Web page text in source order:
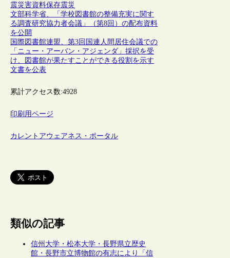
震災害資料保存震災
文部科学省、「学校図書館の整備充実に関す
る調査研究協力者会議」（第8回）の配布資料
を公開
国際図書館連盟、第3回国連人間居住会議での
「ニュー・アーバン・アジェンダ」採択を受
け、図書館が果たすことができる役割を示す
文書を公表
累計アクセス数:4928
印刷用ページ
カレントアウェアネス・ポータル
類似の記事
信州大学・松本大学・長野県立歴史
館・長野市立博物館の有志により「信